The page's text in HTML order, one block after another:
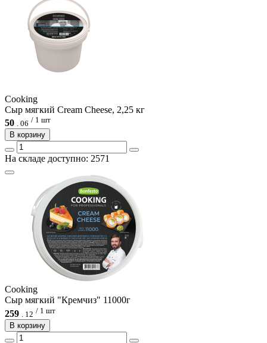
Cooking
Сыр мягкий Cream Cheese, 2,25 кг
50 . 06 / 1 шт
В корзину
На складе доступно: 2571
Cooking
Сыр мягкий "Кремчиз" 11000г
259
12 / 1 шт
В корзину